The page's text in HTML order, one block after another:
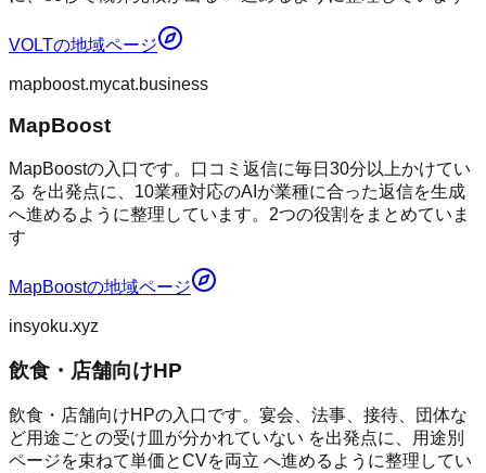
VOLTの地域ページ
mapboost.mycat.business
MapBoost
MapBoostの入口です。口コミ返信に毎日30分以上かけてい
る を出発点に、10業種対応のAIが業種に合った返信を生成
へ進めるように整理しています。2つの役割をまとめていま
す
MapBoostの地域ページ
insyoku.xyz
飲食・店舗向けHP
飲食・店舗向けHPの入口です。宴会、法事、接待、団体な
ど用途ごとの受け皿が分かれていない を出発点に、用途別
ページを束ねて単価とCVを両立 へ進めるように整理してい